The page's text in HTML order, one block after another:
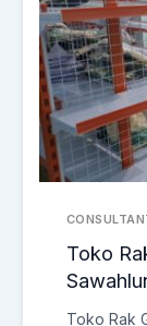
Toko
Toko Rak